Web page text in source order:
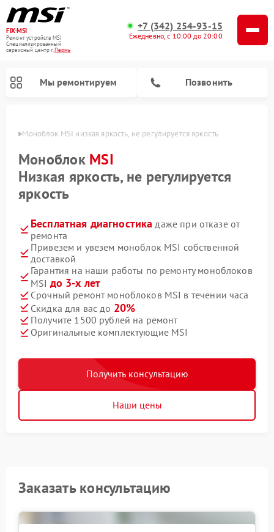
FIX-MSI
Ремонт устройств MSI
Специализированный
cервисный центр г.Пермь
+7 (342) 254-93-15
Ежедневно, с 10:00 до 20:00
Мы ремонтируем Позвонить
Моноблок MSI низкая яркость, не регулируется яркость
Моноблок MSI
Низкая яркость, не регулируется
яркость
Бесплатная диагностика даже при отказе от
ремонта
Привезем и увезем моноблок MSI собственной
доставкой
Гарантия на наши работы по ремонту моноблоков
MSI до 3-х лет
Срочный ремонт моноблоков MSI в течении часа
Скидка для вас до 20%
Получите 1500 рублей на ремонт
Оригинальные комплектующие MSI
Получить консультацию
Наши цены
Заказать консультацию